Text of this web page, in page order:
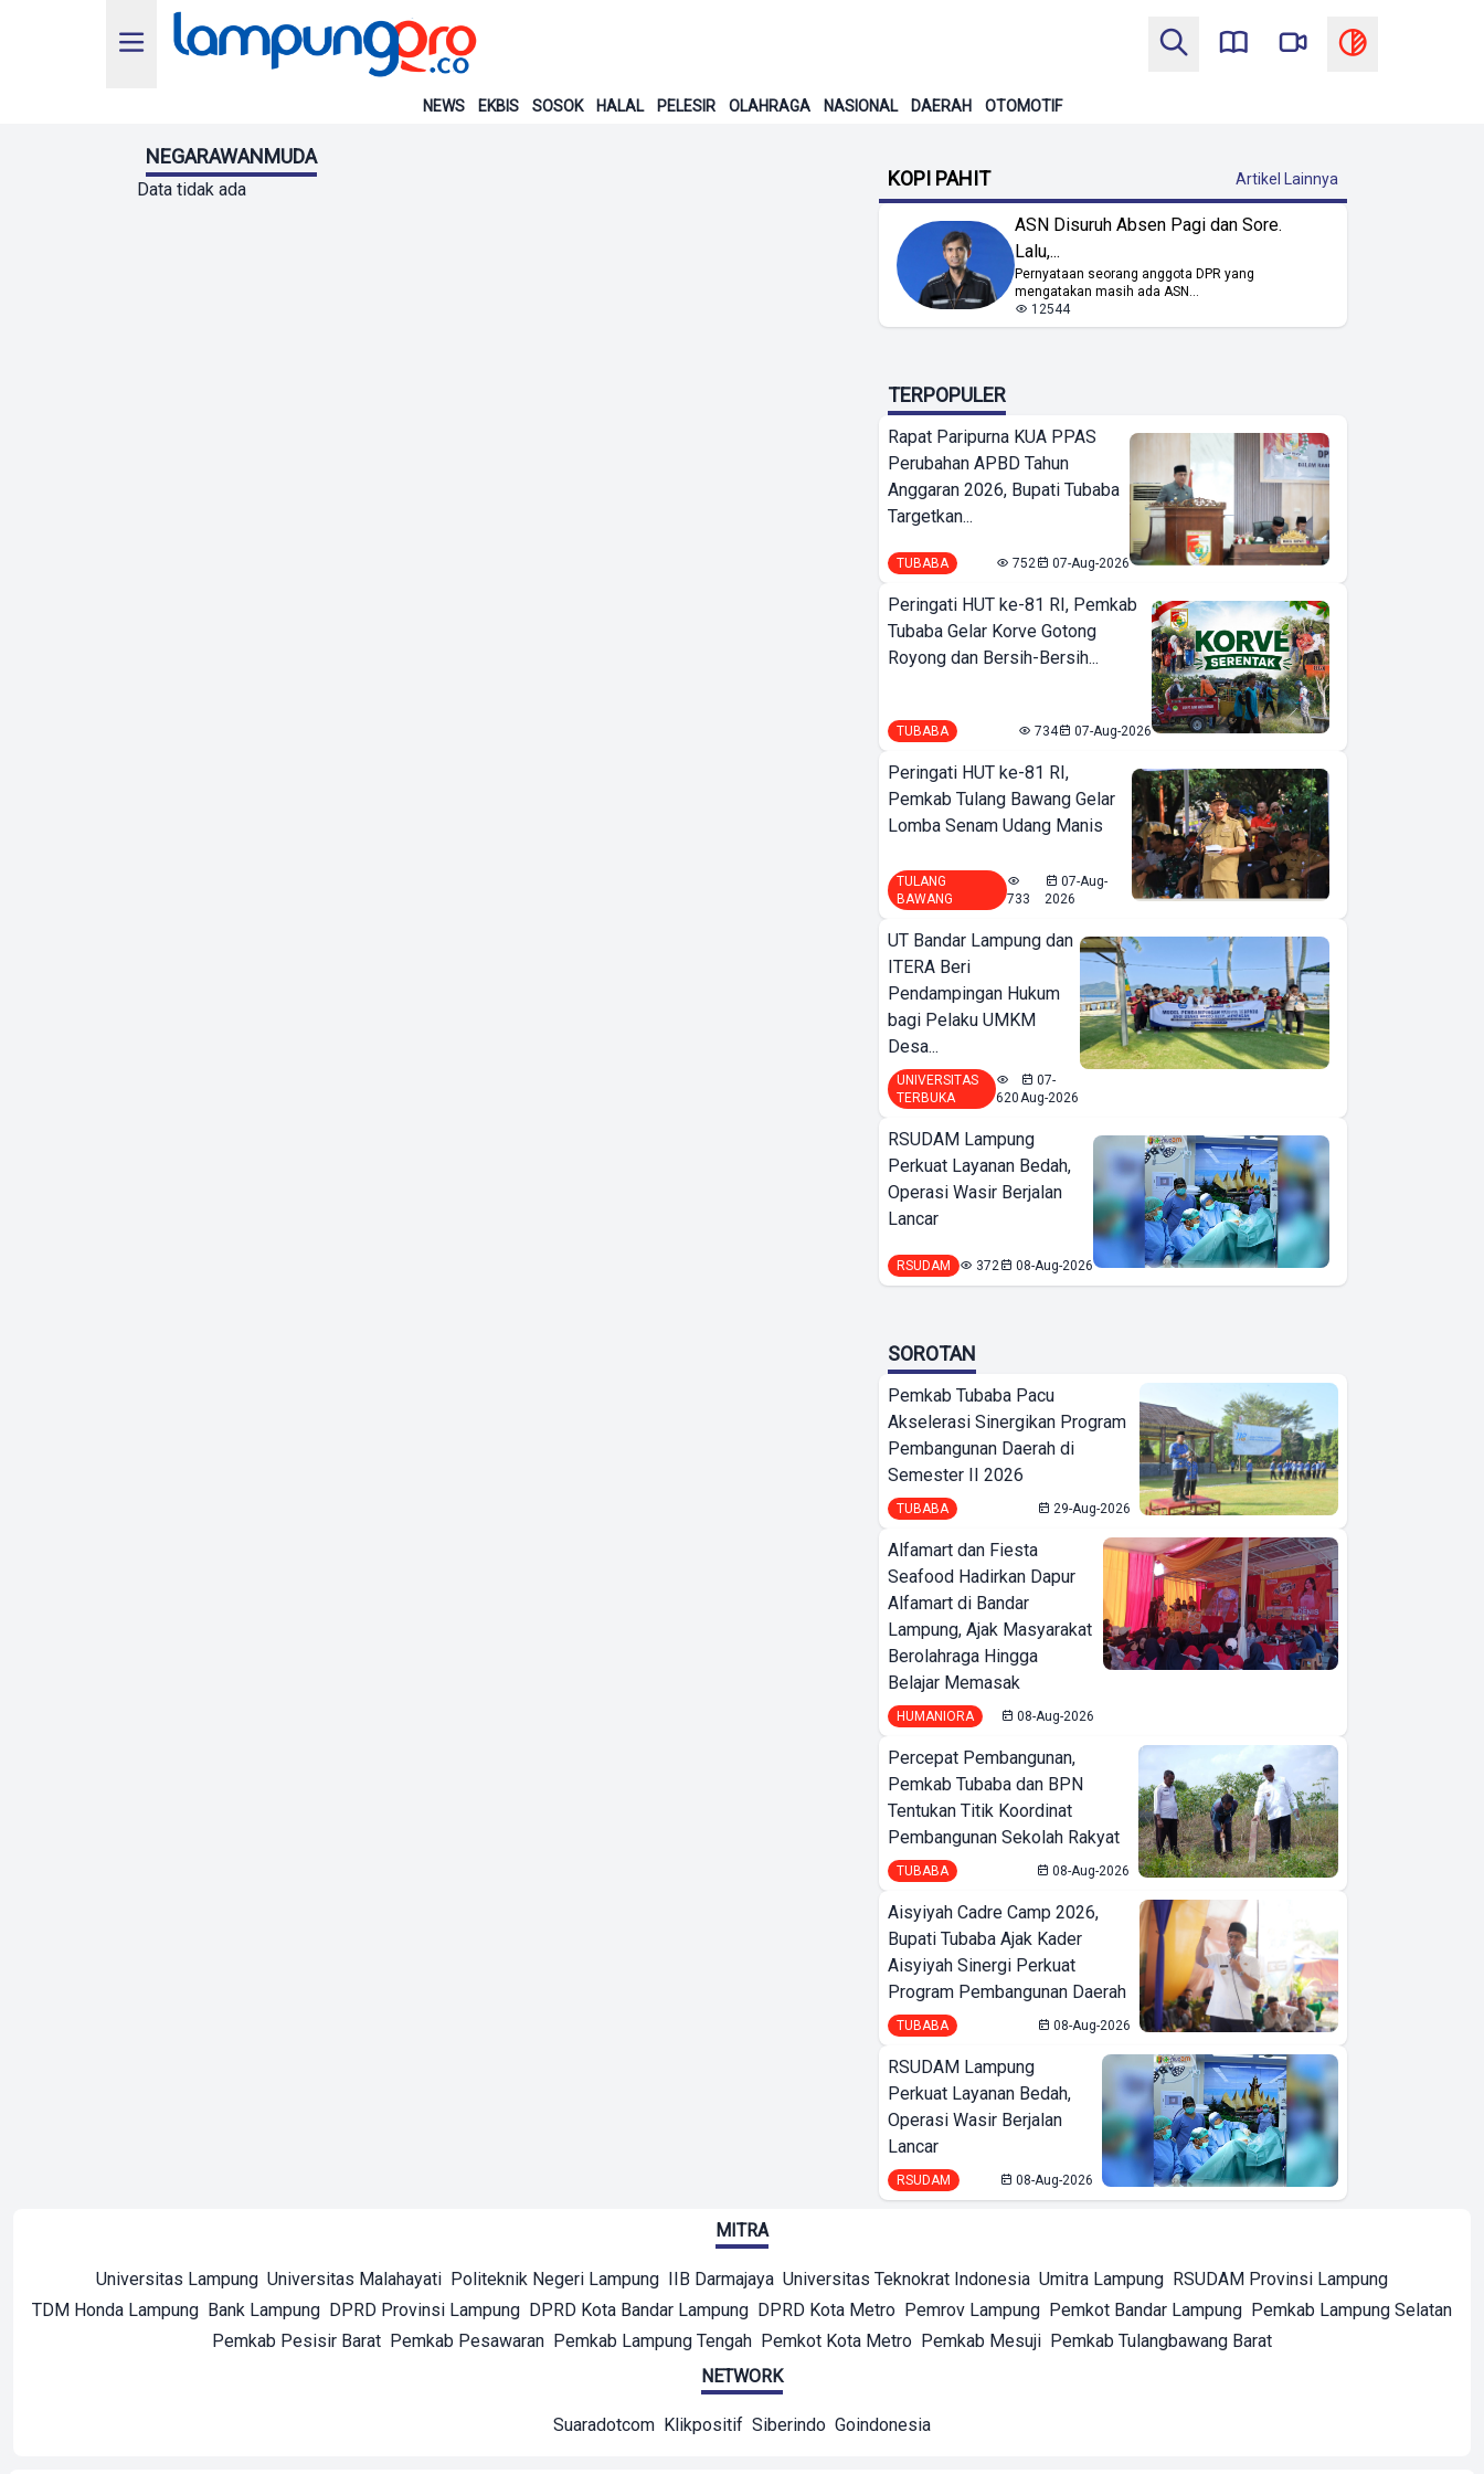
NEWS EKBIS SOSOK HALAL PELESIR OLAHRAGA NASIONAL DAERAH OTOMOTIF
NEGARAWANMUDA
Data tidak ada KOPI PAHIT Artikel Lainnya
ASN Disuruh Absen Pagi dan Sore.
Lalu,...
Pernyataan seorang anggota DPR yang
mengatakan masih ada ASN...
12544
TERPOPULER
Rapat Paripurna KUA PPAS
Perubahan APBD Tahun
Anggaran 2026, Bupati Tubaba
Targetkan...
TUBABA 752 07-Aug-2026
Peringati HUT ke-81 RI, Pemkab
Tubaba Gelar Korve Gotong
Royong dan Bersih-Bersih...
TUBABA 734 07-Aug-2026
Peringati HUT ke-81 RI,
Pemkab Tulang Bawang Gelar
Lomba Senam Udang Manis
TULANG
BAWANG
733
07-Aug-
2026
UT Bandar Lampung dan
ITERA Beri
Pendampingan Hukum
bagi Pelaku UMKM
Desa...
UNIVERSITAS
TERBUKA
620
07-
Aug-2026
RSUDAM Lampung
Perkuat Layanan Bedah,
Operasi Wasir Berjalan
Lancar
RSUDAM 372 08-Aug-2026
SOROTAN
Pemkab Tubaba Pacu
Akselerasi Sinergikan Program
Pembangunan Daerah di
Semester II 2026
TUBABA 29-Aug-2026
Alfamart dan Fiesta
Seafood Hadirkan Dapur
Alfamart di Bandar
Lampung, Ajak Masyarakat
Berolahraga Hingga
Belajar Memasak
HUMANIORA 08-Aug-2026
Percepat Pembangunan,
Pemkab Tubaba dan BPN
Tentukan Titik Koordinat
Pembangunan Sekolah Rakyat
TUBABA 08-Aug-2026
Aisyiyah Cadre Camp 2026,
Bupati Tubaba Ajak Kader
Aisyiyah Sinergi Perkuat
Program Pembangunan Daerah
TUBABA 08-Aug-2026
RSUDAM Lampung
Perkuat Layanan Bedah,
Operasi Wasir Berjalan
Lancar
RSUDAM 08-Aug-2026
MITRA
Universitas Lampung Universitas Malahayati Politeknik Negeri Lampung IIB Darmajaya Universitas Teknokrat Indonesia Umitra Lampung RSUDAM Provinsi Lampung
TDM Honda Lampung Bank Lampung DPRD Provinsi Lampung DPRD Kota Bandar Lampung DPRD Kota Metro Pemrov Lampung Pemkot Bandar Lampung Pemkab Lampung Selatan
Pemkab Pesisir Barat Pemkab Pesawaran Pemkab Lampung Tengah Pemkot Kota Metro Pemkab Mesuji Pemkab Tulangbawang Barat
NETWORK
Suaradotcom Klikpositif Siberindo Goindonesia